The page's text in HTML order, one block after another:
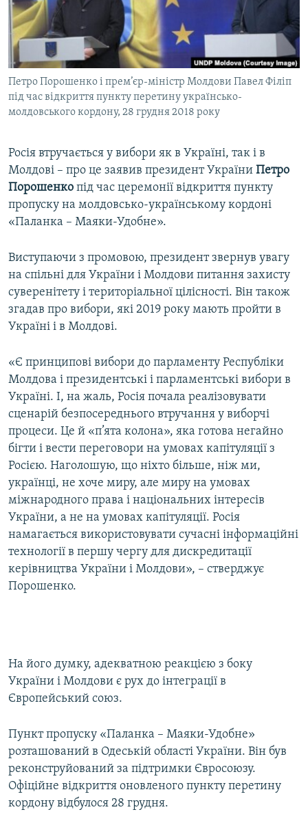
ВІДЕОУРОКИ «ELIFBE»
СВІДЧЕННЯ ОКУПАЦІЇ
УКРАЇНСЬКА ПРОБЛЕМА КРИМУ
ІНФОГРАФІКА
Русский
Qırımtatar
ДОЛУЧАЙСЯ!
Усі сайти RFE/RL
Петро Порошенко і прем’єр-міністр Молдови Павел Філіп
під час відкриття пункту перетину українсько-
молдовського кордону, 28 грудня 2018 року
Росія втручається у вибори як в Україні, так і в
Молдові – про це заявив президент України Петро
Порошенко під час церемонії відкриття пункту
пропуску на молдовсько-українському кордоні
«Паланка – Маяки-Удобне».
Виступаючи з промовою, президент звернув увагу
на спільні для України і Молдови питання захисту
суверенітету і територіальної цілісності. Він також
згадав про вибори, які 2019 року мають пройти в
Україні і в Молдові.
«Є принципові вибори до парламенту Республіки
Молдова і президентські і парламентські вибори в
Україні. І, на жаль, Росія почала реалізовувати
сценарій безпосереднього втручання у виборчі
процеси. Це й «п’ята колона», яка готова негайно
бігти і вести переговори на умовах капітуляції з
Росією. Наголошую, що ніхто більше, ніж ми,
українці, не хоче миру, але миру на умовах
міжнародного права і національних інтересів
України, а не на умовах капітуляції. Росія
намагається використовувати сучасні інформаційні
технології в першу чергу для дискредитації
керівництва України і Молдови», – стверджує
Порошенко.
На його думку, адекватною реакцією з боку
України і Молдови є рух до інтеграції в
Європейський союз.
Пункт пропуску «Паланка – Маяки-Удобне»
розташований в Одеській області України. Він був
реконструйований за підтримки Євросоюзу.
Офіційне відкриття оновленого пункту перетину
кордону відбулося 28 грудня.